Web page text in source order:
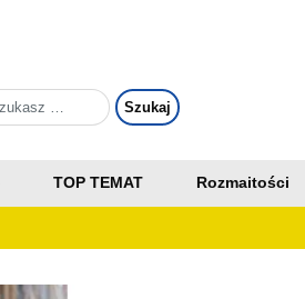
TOP TEMAT Rozmaitości